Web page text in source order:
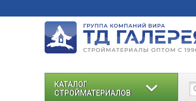
КАТАЛОГ
СТРОЙМАТЕРИАЛОВ